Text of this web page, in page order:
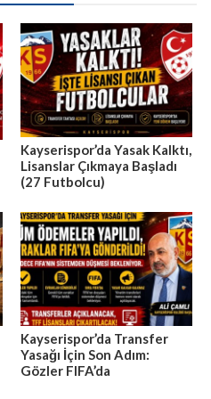
Kayserispor’da Yasak Kalktı,
Lisanslar Çıkmaya Başladı
(27 Futbolcu)
Kayserispor’da Transfer
Yasağı İçin Son Adım:
Gözler FIFA’da